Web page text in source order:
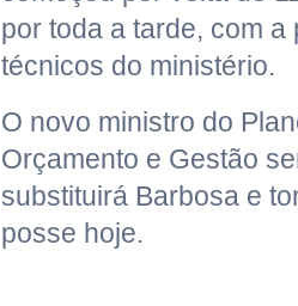
por toda a tarde, com a
técnicos do ministério.
O novo ministro do
Orçamento e Gestão
substituirá Barbosa e
posse hoje.